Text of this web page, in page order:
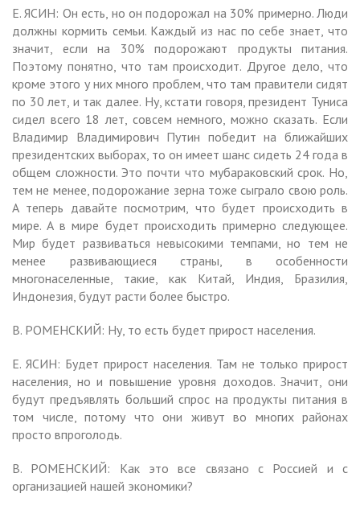
Е. ЯСИН: Он есть, но он подорожал на 30% примерно. Люди
должны кормить семьи. Каждый из нас по себе знает, что
значит, если на 30% подорожают продукты питания.
Поэтому понятно, что там происходит. Другое дело, что
кроме этого у них много проблем, что там правители сидят
по 30 лет, и так далее. Ну, кстати говоря, президент Туниса
сидел всего 18 лет, совсем немного, можно сказать. Если
Владимир Владимирович Путин победит на ближайших
президентских выборах, то он имеет шанс сидеть 24 года в
общем сложности. Это почти что мубараковский срок. Но,
тем не менее, подорожание зерна тоже сыграло свою роль.
А теперь давайте посмотрим, что будет происходить в
мире. А в мире будет происходить примерно следующее.
Мир будет развиваться невысокими темпами, но тем не
менее развивающиеся страны, в особенности
многонаселенные, такие, как Китай, Индия, Бразилия,
Индонезия, будут расти более быстро.
В. РОМЕНСКИЙ: Ну, то есть будет прирост населения.
Е. ЯСИН: Будет прирост населения. Там не только прирост
населения, но и повышение уровня доходов. Значит, они
будут предъявлять больший спрос на продукты питания в
том числе, потому что они живут во многих районах
просто впроголодь.
В. РОМЕНСКИЙ: Как это все связано с Россией и с
организацией нашей экономики?